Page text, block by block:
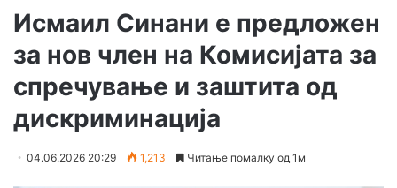
Исмаил Синани е предложен
за нов член на Комисијата за
спречување и заштита од
дискриминација
04.06.2026 20:29 1,213 Читање помалку од 1м